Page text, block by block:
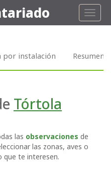
Toggle
por instalación Resumen
Tórtola
las observaciones de
las zonas, aves o
que te interesen.